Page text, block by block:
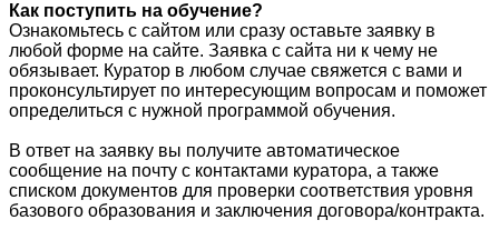
Как поступить на обучение?
Ознакомьтесь с сайтом или сразу оставьте заявку в
любой форме на сайте. Заявка с сайта ни к чему не
обязывает. Куратор в любом случае свяжется с вами и
проконсультирует по интересующим вопросам и поможет
определиться с нужной программой обучения.
В ответ на заявку вы получите автоматическое
сообщение на почту с контактами куратора, а также
списком документов для проверки соответствия уровня
базового образования и заключения договора/контракта.